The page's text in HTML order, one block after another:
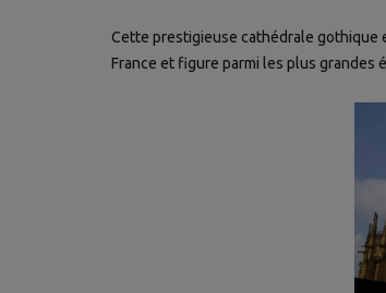
Cette prestigieuse cathédrale gothique
France et figure parmi les plus grandes